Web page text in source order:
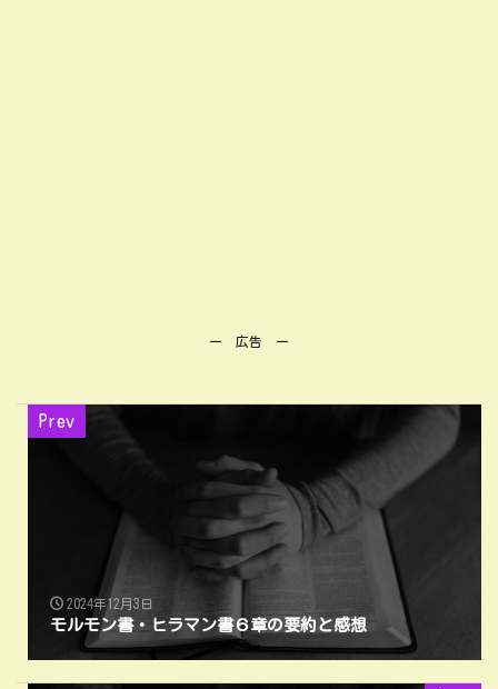
ー 広告 ー
Prev
2024年12月3日
モルモン書・ヒラマン書６章の要約と感想